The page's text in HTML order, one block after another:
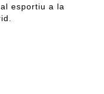
esportiu a la